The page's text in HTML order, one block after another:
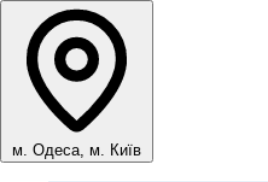
м. Одеса, м. Київ